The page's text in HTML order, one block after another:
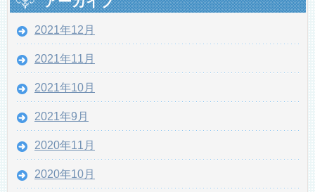
2021年12月
2021年11月
2021年10月
2021年9月
2020年11月
2020年10月